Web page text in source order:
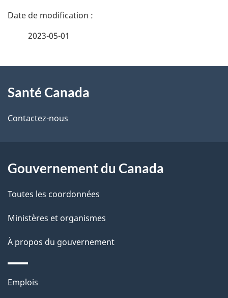
D
i
l
d
e
p
a
2023-05-01
propos
de
site
Santé Canada
Contactez-nous
Gouvernement du Canada
Toutes les coordonnées
Ministères et organismes
À propos du gouvernement
Thèmes
Emplois